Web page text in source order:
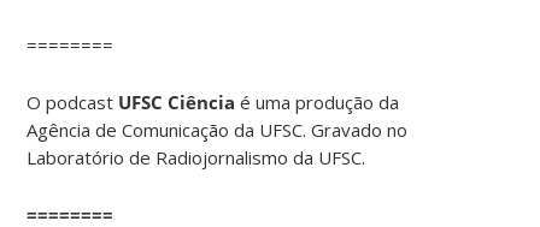
========
O podcast UFSC Ciência é uma produção da
Agência de Comunicação da UFSC. Gravado no
Laboratório de Radiojornalismo da UFSC.
========